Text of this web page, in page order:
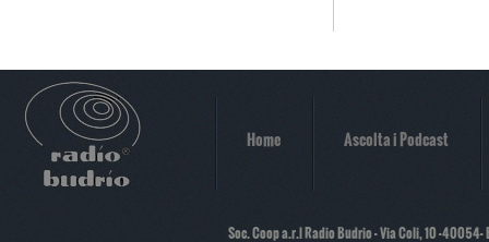
Home Ascolta i Podcast
Soc. Coop a.r.l Radio Budrio - Via Coli, 10 -40054-